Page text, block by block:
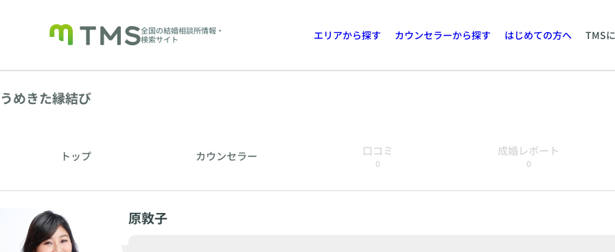
全国の結婚相談所情報・
検索サイト
エリアから探す カウンセラーから探す はじめての方へ TMS
うめきた縁結び
トップ カウンセラー 口コミ
0
成婚レポート
0
原敦子